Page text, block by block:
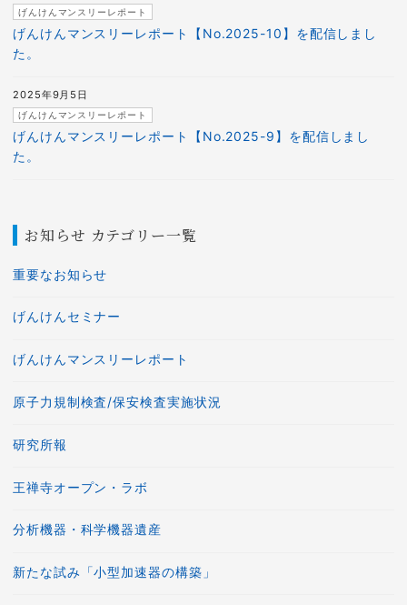
げんけんマンスリーレポート【No.2025-10】を配信しまし
た。
げんけんマンスリーレポート
げんけんマンスリーレポート【No.2025-9】を配信しまし
た。
げんけんマンスリーレポート
2025年9月5日
お知らせ カテゴリー一覧
重要なお知らせ
げんけんセミナー
げんけんマンスリーレポート
原子力規制検査/保安検査実施状況
研究所報
王禅寺オープン・ラボ
分析機器・科学機器遺産
新たな試み「小型加速器の構築」